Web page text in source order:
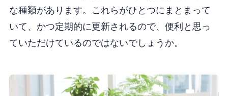
な種類があります。これらがひとつにまとまって
いて、かつ定期的に更新されるので、便利と思っ
ていただけているのではないでしょうか。